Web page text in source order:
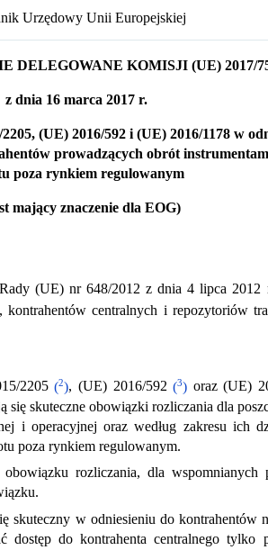
Urzędowy Unii Europejskiej
DELEGOWANE KOMISJI (UE) 2017/
z dnia 16 marca 2017 r.
(UE) 2016/592 i (UE) 2016/1178 w
prowadzących obrót
poza rynkiem regulowanym
mający znaczenie dla EOG)
(UE) nr 648/2012 z dnia 4 lipca
kontrahentów centralnych i repozytoriów
2205(2), (UE) 2016/592(3) oraz (UE)
się skuteczne obowiązki rozliczania dla
i operacyjnej oraz według zakresu ich
poza rynkiem regulowanym.
rozliczania, dla wspomnianych
skuteczny w odniesieniu do kontrahentów
dostęp do kontrahenta centralnego tylko